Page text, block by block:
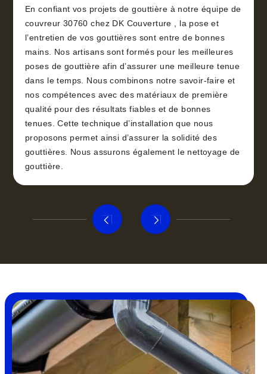
En confiant vos projets de gouttière à notre équipe de
couvreur 30760 chez DK Couverture , la pose et
l’entretien de vos gouttières sont entre de bonnes
mains. Nos artisans sont formés pour les meilleures
poses de gouttière afin d’assurer une meilleure tenue
dans le temps. Nous combinons notre savoir-faire et
nos compétences avec des matériaux de première
qualité pour des résultats fiables et de bonnes
tenues. Cette technique d’installation que nous
proposons permet ainsi d’assurer la solidité des
gouttières. Nous assurons également le nettoyage de
gouttière.